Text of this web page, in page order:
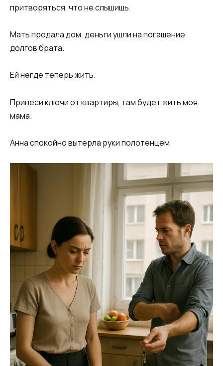
притворяться, что не слышишь.
Мать продала дом, деньги ушли на погашение
долгов брата.
Ей негде теперь жить.
Принеси ключи от квартиры, там будет жить моя
мама.
Анна спокойно вытерла руки полотенцем.